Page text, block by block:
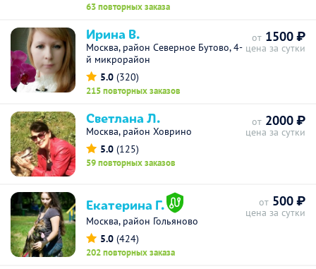
63 повторных заказа
Ирина В.
Москва, район Северное Бутово, 4-
й микрорайон
5.0 (320)
215 повторных заказов
от 1500 ₽
цена за сутки
Светлана Л.
Москва, район Ховрино
5.0 (125)
59 повторных заказов
от 2000 ₽
цена за сутки
Екатерина Г.
Москва, район Гольяново
5.0 (424)
202 повторных заказа
от 500 ₽
цена за сутки